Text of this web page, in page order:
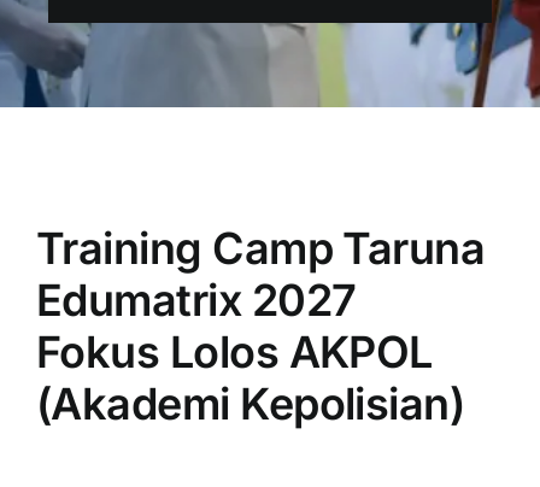
Training Camp Taruna
Edumatrix 2027
Fokus Lolos AKPOL
(Akademi Kepolisian)